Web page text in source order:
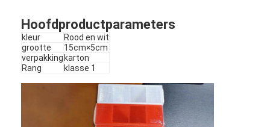
Hoofdproductparameters
kleur
Rood en wit
grootte
15cm×5cm
verpakking karton
Rang
klasse 1